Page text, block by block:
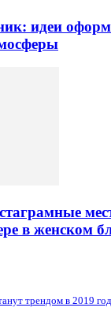
идеи
в женском
трендом в 2019